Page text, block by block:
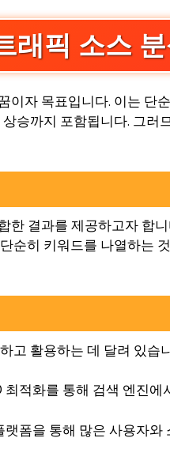
래픽 소스
자 목표입니다. 이는 단
승까지 포함됩니다. 그
결과를 제공하고자 합
히 키워드를 나열하는
고 활용하는 데 달려 있습
적화를 통해 검색 엔진
폼을 통해 많은 사용자